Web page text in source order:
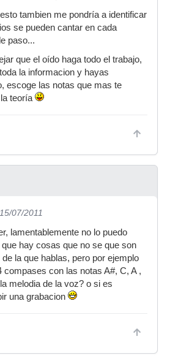
tambien me pondría a identificar
se pueden cantar en cada
paso...
que el oído haga todo el trabajo,
la informacion y hayas
escoge las notas que mas te
teoría
07/2011
lamentablemente no lo puedo
hay cosas que no se que son
la que hablas, pero por ejemplo
compases con las notas A#, C, A ,
melodia de la voz? o si es
una grabacion